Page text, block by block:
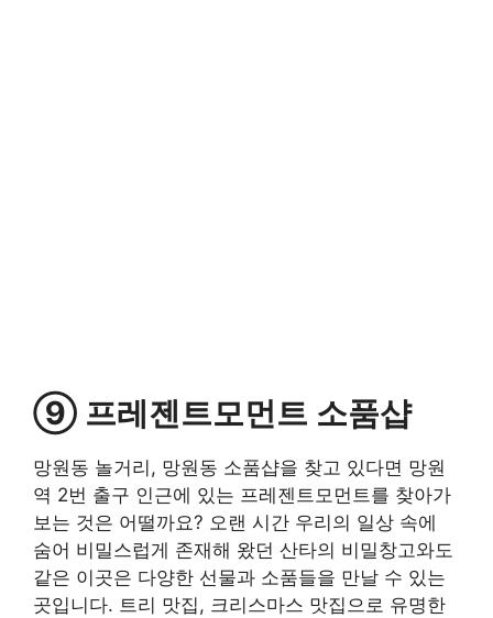
⑨ 프레젠트모먼트 소품샵
망원동 놀거리, 망원동 소품샵을 찾고 있다면 망원
역 2번 출구 인근에 있는 프레젠트모먼트를 찾아가
보는 것은 어떨까요? 오랜 시간 우리의 일상 속에
숨어 비밀스럽게 존재해 왔던 산타의 비밀창고와도
같은 이곳은 다양한 선물과 소품들을 만날 수 있는
곳입니다. 트리 맛집, 크리스마스 맛집으로 유명한